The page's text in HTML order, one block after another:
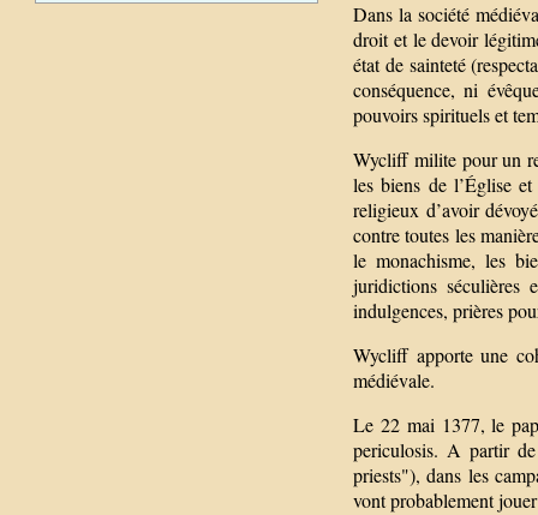
Dans la société
droit et le devoir
état de sainteté
conséquence, ni
pouvoirs spirituels et
Wycliff milite pour un
les biens de l’Église
religieux d’avoir
contre toutes les
le monachisme, les
juridictions séculières
indulgences, prières
Wycliff apporte une
médiévale.
Le 22 mai 1377, le
periculosis. A partir
priests"), dans les
vont probablement